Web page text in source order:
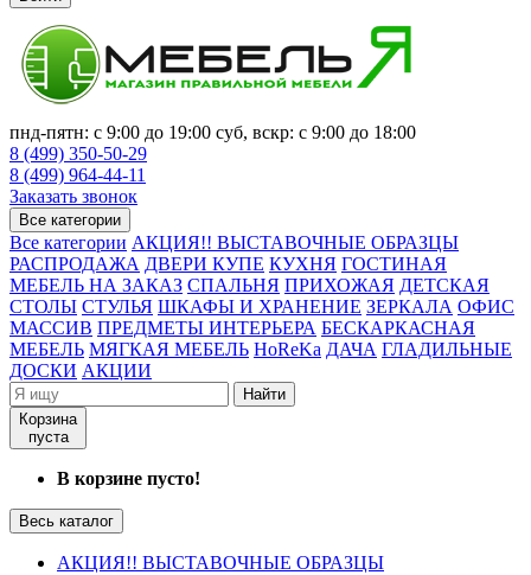
пнд-пятн: с 9:00 до 19:00 суб, вскр: с 9:00 до 18:00
8 (499) 350-50-29
8 (499) 964-44-11
Заказать звонок
Все категории
Все категории АКЦИЯ!! ВЫСТАВОЧНЫЕ ОБРАЗЦЫ
РАСПРОДАЖА ДВЕРИ КУПЕ КУХНЯ ГОСТИНАЯ
МЕБЕЛЬ НА ЗАКАЗ СПАЛЬНЯ ПРИХОЖАЯ ДЕТСКАЯ
СТОЛЫ СТУЛЬЯ ШКАФЫ И ХРАНЕНИЕ ЗЕРКАЛА ОФИС
МАССИВ ПРЕДМЕТЫ ИНТЕРЬЕРА БЕСКАРКАСНАЯ
МЕБЕЛЬ МЯГКАЯ МЕБЕЛЬ HoReKa ДАЧА ГЛАДИЛЬНЫЕ
ДОСКИ АКЦИИ
Найти
Корзина
пуста
В корзине пусто!
Весь каталог
АКЦИЯ!! ВЫСТАВОЧНЫЕ ОБРАЗЦЫ